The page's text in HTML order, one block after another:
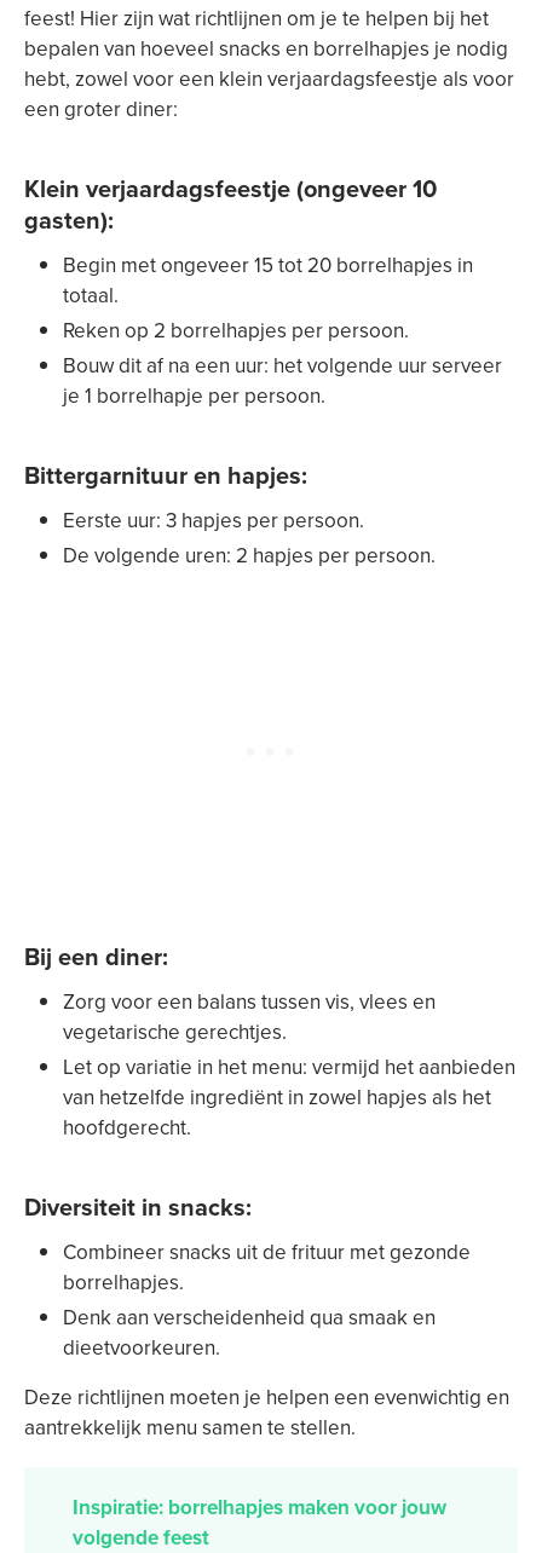
feest! Hier zijn wat richtlijnen om je te helpen bij het
bepalen van hoeveel snacks en borrelhapjes je nodig
hebt, zowel voor een klein verjaardagsfeestje als voor
een groter diner:
Klein verjaardagsfeestje (ongeveer 10
gasten):
Begin met ongeveer 15 tot 20 borrelhapjes in
totaal.
Reken op 2 borrelhapjes per persoon.
Bouw dit af na een uur: het volgende uur serveer
je 1 borrelhapje per persoon.
Bittergarnituur en hapjes:
Eerste uur: 3 hapjes per persoon.
De volgende uren: 2 hapjes per persoon.
Bij een diner:
Zorg voor een balans tussen vis, vlees en
vegetarische gerechtjes.
Let op variatie in het menu: vermijd het aanbieden
van hetzelfde ingrediënt in zowel hapjes als het
hoofdgerecht.
Diversiteit in snacks:
Combineer snacks uit de frituur met gezonde
borrelhapjes.
Denk aan verscheidenheid qua smaak en
dieetvoorkeuren.
Deze richtlijnen moeten je helpen een evenwichtig en
aantrekkelijk menu samen te stellen.
Inspiratie: borrelhapjes maken voor jouw
volgende feest